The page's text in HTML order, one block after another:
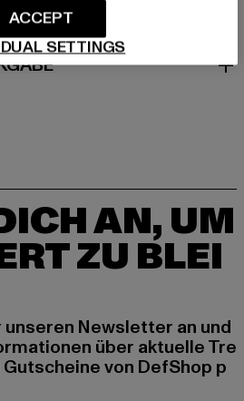
AN, UM
ZU BLEI
Newsletter an und
über aktuelle Tre
von DefShop p
SETTINGS
ACCEPT